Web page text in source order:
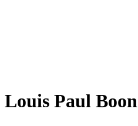
Louis Paul Boon